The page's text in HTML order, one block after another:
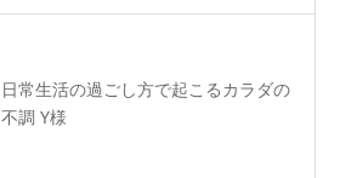
日常生活の過ごし方で起こるカラダの
不調 Y様